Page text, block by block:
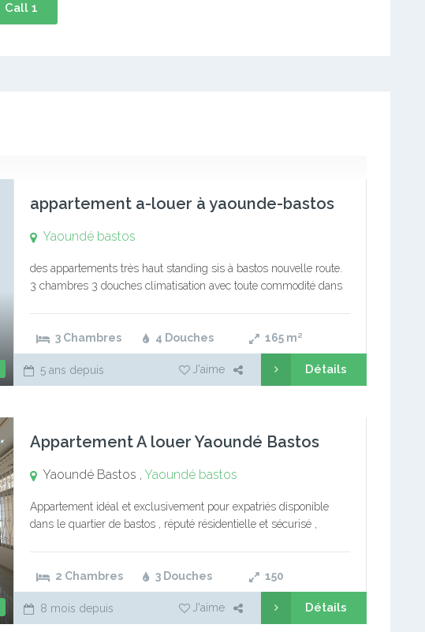
Call 1
appartement a-louer à yaounde-bastos
Yaoundé bastos
des appartements très haut standing sis à bastos nouvelle route.
3 chambres 3 douches climatisation avec toute commodité dans
3 Chambres 4 Douches 165 m²
5 ans depuis J'aime Détails
Appartement A louer Yaoundé Bastos
Yaoundé Bastos , Yaoundé bastos
Appartement idéal et exclusivement pour expatriés disponible
dans le quartier de bastos , réputé résidentielle et sécurisé ,
2 Chambres 3 Douches 150
8 mois depuis J'aime Détails